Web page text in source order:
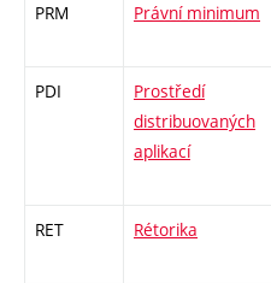
PRM Právní minimum
PDI
Prostředí
distribuovaných
aplikací
RET Rétorika